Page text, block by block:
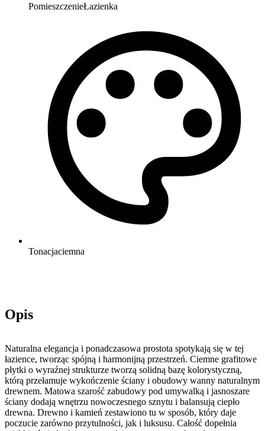
PomieszczenieŁazienka
Tonacjaciemna
Opis
Naturalna elegancja i ponadczasowa prostota spotykają się w tej
łazience, tworząc spójną i harmonijną przestrzeń. Ciemne grafitowe
płytki o wyraźnej strukturze tworzą solidną bazę kolorystyczną,
którą przełamuje wykończenie ściany i obudowy wanny naturalnym
drewnem. Matowa szarość zabudowy pod umywalką i jasnoszare
ściany dodają wnętrzu nowoczesnego sznytu i balansują ciepło
drewna. Drewno i kamień zestawiono tu w sposób, który daje
poczucie zarówno przytulności, jak i luksusu. Całość dopełnia